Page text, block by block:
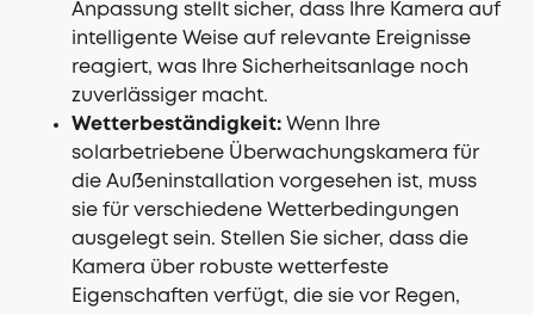
Anpassung stellt sicher, dass Ihre Kamera auf
intelligente Weise auf relevante Ereignisse
reagiert, was Ihre Sicherheitsanlage noch
zuverlässiger macht.
Wetterbeständigkeit: Wenn Ihre
solarbetriebene Überwachungskamera für
die Außeninstallation vorgesehen ist, muss
sie für verschiedene Wetterbedingungen
ausgelegt sein. Stellen Sie sicher, dass die
Kamera über robuste wetterfeste
Eigenschaften verfügt, die sie vor Regen,